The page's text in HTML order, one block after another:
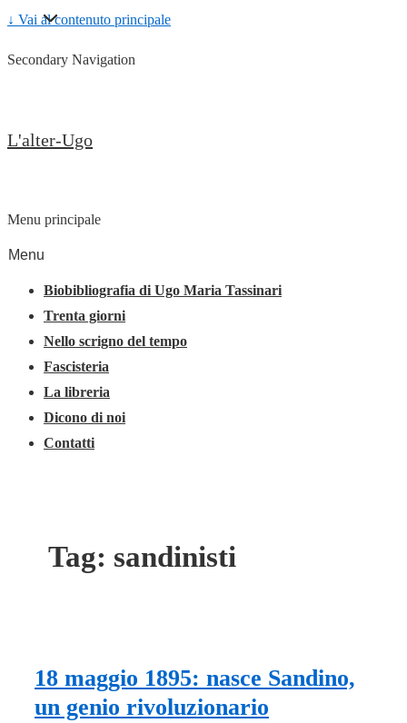
↓ Vai al contenuto principale
Secondary Navigation
L'alter-Ugo
Menu principale
Menu
Biobibliografia di Ugo Maria Tassinari
Trenta giorni
Nello scrigno del tempo
Fascisteria
La libreria
Dicono di noi
Contatti
Tag: sandinisti
18 maggio 1895: nasce Sandino,
un genio rivoluzionario